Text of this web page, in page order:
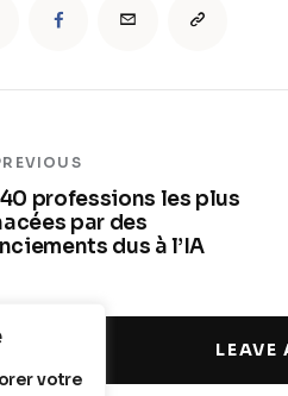
votre
40 professions les plus
par des
dus à l’IA
LEAVE